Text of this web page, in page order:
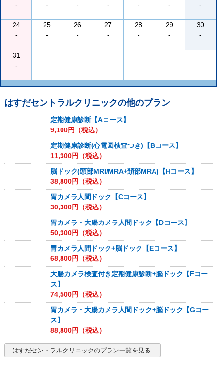
-
-
-
-
-
-
-
24
-
25
-
26
-
27
-
28
-
29
-
30
-
31
-
はすだセントラルクリニックの他のプラン
定期健康診断【Aコース】
9,100円（税込）
定期健康診断(心電図検査つき)【Bコース】
11,300円（税込）
脳ドック(頭部MRI/MRA+頚部MRA)【Hコース】
38,800円（税込）
胃カメラ人間ドック【Cコース】
30,300円（税込）
胃カメラ・大腸カメラ人間ドック【Dコース】
50,300円（税込）
胃カメラ人間ドック+脳ドック【Eコース】
68,800円（税込）
大腸カメラ検査付き定期健康診断+脳ドック【Fコー
ス】
74,500円（税込）
胃カメラ・大腸カメラ人間ドック+脳ドック【Gコー
ス】
88,800円（税込）
はすだセントラルクリニックのプラン一覧を見る